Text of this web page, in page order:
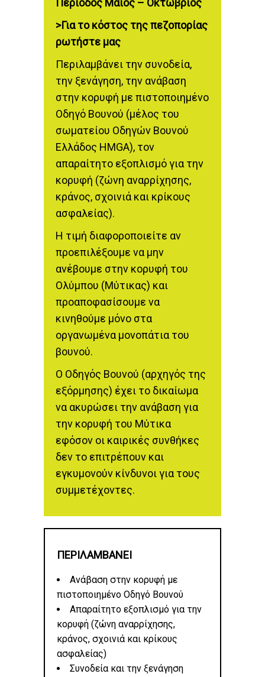
Περίοδος Μάϊος – Οκτώβριος
>Για το κόστος της πεζοπορίας
ρωτήστε μας
Περιλαμβάνει την συνοδεία,
την ξενάγηση, την ανάβαση
στην κορυφή με πιστοποιημένο
Οδηγό Βουνού (μέλος του
σωματείου Οδηγών Βουνού
Ελλάδος HMGA), τον
απαραίτητο εξοπλισμό για την
κορυφή (ζώνη αναρρίχησης,
κράνος, σχοινιά και κρίκους
ασφαλείας).
Η τιμή διαφοροποιείτε αν
προεπιλέξουμε να μην
ανέβουμε στην κορυφή του
Ολύμπου (Μύτικας) και
προαποφασίσουμε να
κινηθούμε μόνο στα
οργανωμένα μονοπάτια του
βουνού.
Ο Οδηγός Βουνού (αρχηγός της
εξόρμησης) έχει το δικαίωμα
να ακυρώσει την ανάβαση για
την κορυφή του Μύτικα
εφόσον οι καιρικές συνθήκες
δεν το επιτρέπουν και
εγκυμονούν κίνδυνοι για τους
συμμετέχοντες.
ΠΕΡΙΛΑΜΒΑΝΕΙ
Ανάβαση στην κορυφή με
πιστοποιημένο Οδηγό Βουνού
Απαραίτητο εξοπλισμό για την
κορυφή (ζώνη αναρρίχησης,
κράνος, σχοινιά και κρίκους
ασφαλείας)
Συνοδεία και την ξενάγηση